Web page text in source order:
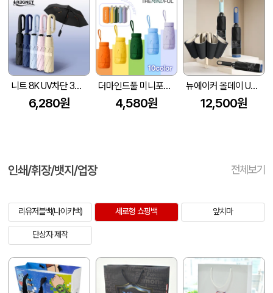
니트 8K UV차단 3단 완자동 양우산
6,280원
더마인드풀 미니포켓 UV차단 암막 파스텔 우양산 색상 10종
4,580원
뉴에이커 올데이 UV차단 8K 3단 거꾸로 자동 양우산 고리 손잡이
12,500원
인쇄/휘장/뱃지/업장 전체보기
리유저블백(나이키백) 세로형 쇼핑백 앞치마
단상자 제작